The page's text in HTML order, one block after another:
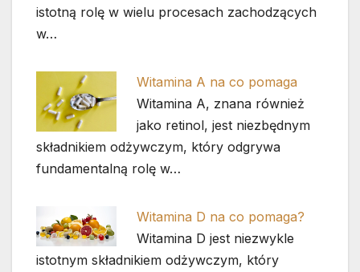
istotną rolę w wielu procesach zachodzących
w…
Witamina A na co pomaga
Witamina A, znana również
jako retinol, jest niezbędnym
składnikiem odżywczym, który odgrywa
fundamentalną rolę w…
Witamina D na co pomaga?
Witamina D jest niezwykle
istotnym składnikiem odżywczym, który